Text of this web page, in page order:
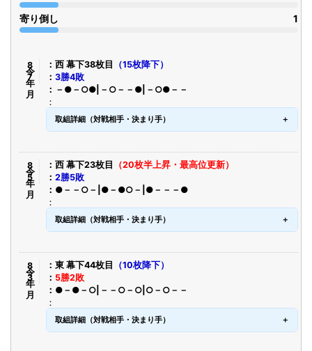
寄り倒し 1
令8年7月 西 幕下38枚目
（15枚降下）
3勝4敗
－●－○●|－○－－●|－○●－－
取組詳細（対戦相手・決まり手）
令8年5月 西 幕下23枚目
（20枚半上昇・最高位更新）
2勝5敗
●－－○－|●－●○－|●－－－●
取組詳細（対戦相手・決まり手）
令8年3月 東 幕下44枚目
（10枚降下）
5勝2敗
●－●－○|－－○－○|○－○－－
取組詳細（対戦相手・決まり手）